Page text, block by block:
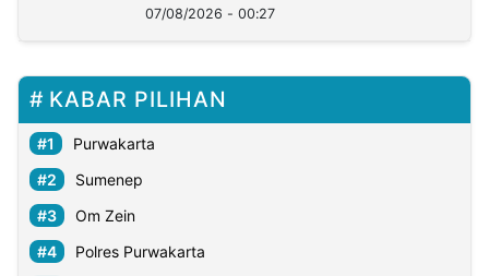
07/08/2026 - 00:27
KABAR PILIHAN
Purwakarta
Sumenep
Om Zein
Polres Purwakarta